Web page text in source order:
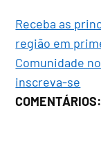
Receba as
região em
Comunidade
inscreva-se
COMENTÁRIOS: